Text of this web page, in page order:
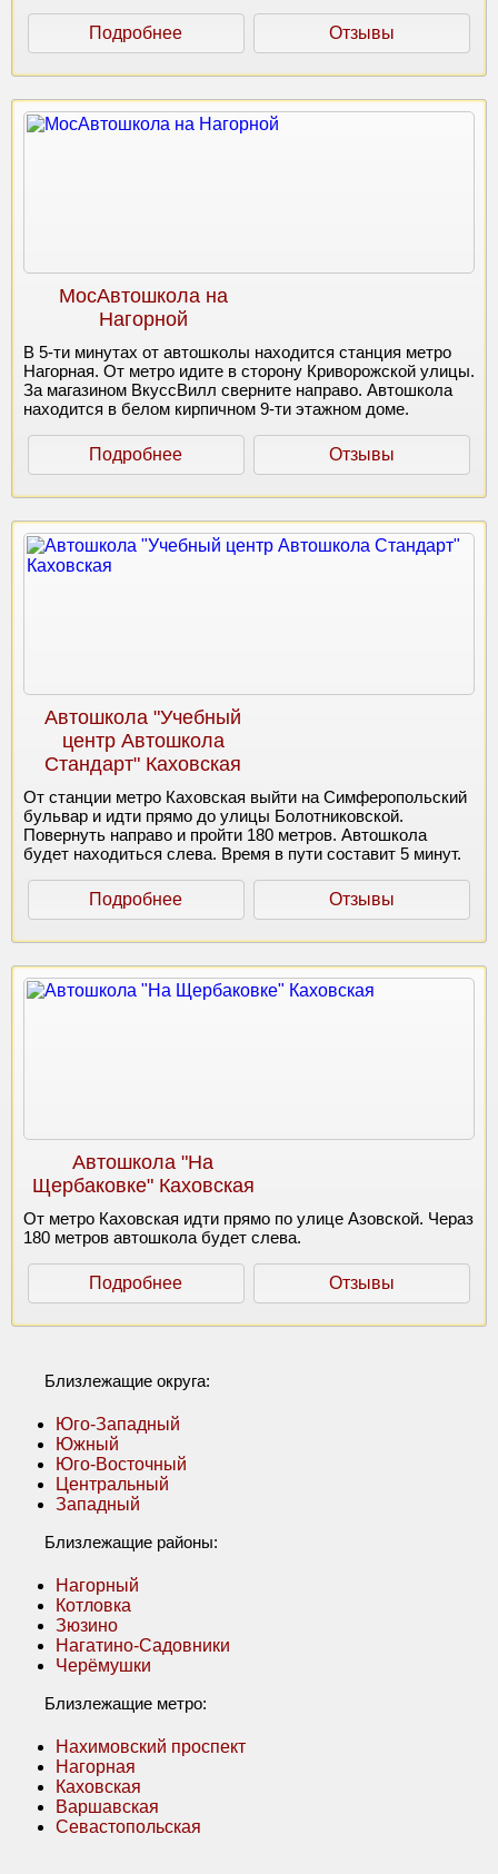
Подробнее Отзывы
МосАвтошкола на
Нагорной
В 5-ти минутах от автошколы находится станция метро
Нагорная. От метро идите в сторону Криворожской улицы.
За магазином ВкуссВилл сверните направо. Автошкола
находится в белом кирпичном 9-ти этажном доме.
Подробнее Отзывы
Автошкола "Учебный
центр Автошкола
Стандарт" Каховская
От станции метро Каховская выйти на Симферопольский
бульвар и идти прямо до улицы Болотниковской.
Повернуть направо и пройти 180 метров. Автошкола
будет находиться слева. Время в пути составит 5 минут.
Подробнее Отзывы
Автошкола "На
Щербаковке" Каховская
От метро Каховская идти прямо по улице Азовской. Чераз
180 метров автошкола будет слева.
Подробнее Отзывы
Близлежащие округа:
Юго-Западный
Южный
Юго-Восточный
Центральный
Западный
Близлежащие районы:
Нагорный
Котловка
Зюзино
Нагатино-Садовники
Черёмушки
Близлежащие метро:
Нахимовский проспект
Нагорная
Каховская
Варшавская
Севастопольская